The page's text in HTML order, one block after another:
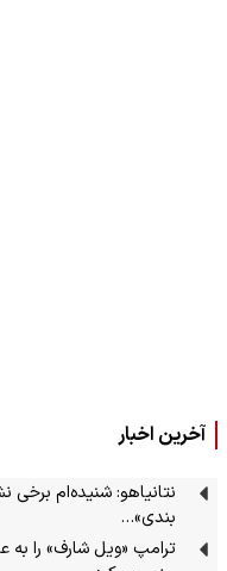
آخرین اخبار
بندی»…
ترامپ «ویل شارف» را به